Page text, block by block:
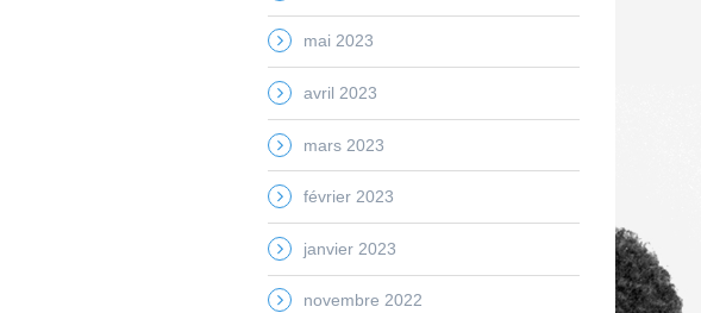
mai 2023
avril 2023
mars 2023
février 2023
janvier 2023
novembre 2022